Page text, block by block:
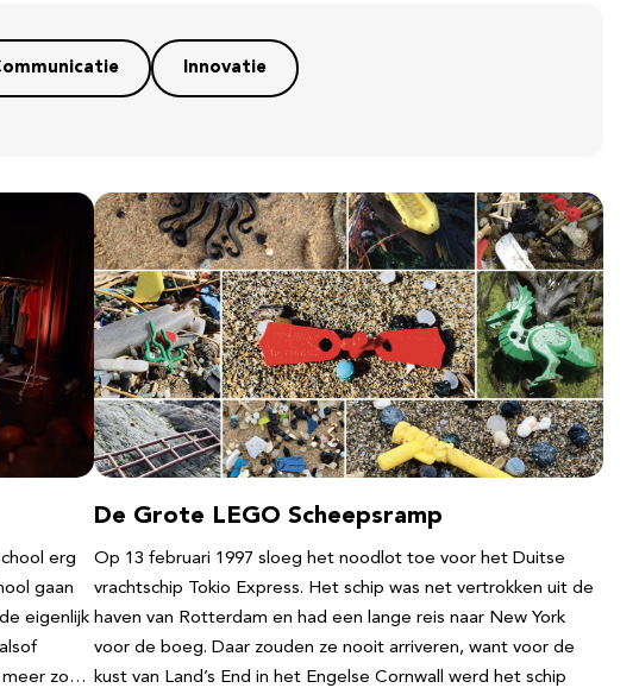
Innovatie
erg
gaan
eigenlijk
meer zo…
De Grote LEGO Scheepsramp
Op 13 februari 1997 sloeg het noodlot toe voor het Duitse
vrachtschip Tokio Express. Het schip was net vertrokken uit de
haven van Rotterdam en had een lange reis naar New York
voor de boeg. Daar zouden ze nooit arriveren, want voor de
kust van Land’s End in het Engelse Cornwall werd het schip